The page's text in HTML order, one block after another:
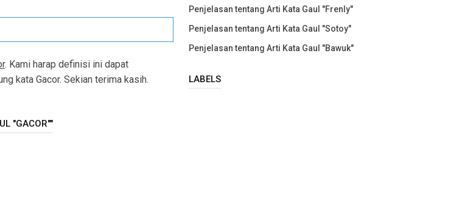
. Kami harap definisi ini dapat
kata Gacor. Sekian terima kasih.
"GACOR""
Penjelasan tentang Arti Kata Gaul "Frenly"
Penjelasan tentang Arti Kata Gaul "Sotoy"
Penjelasan tentang Arti Kata Gaul "Bawuk"
LABELS